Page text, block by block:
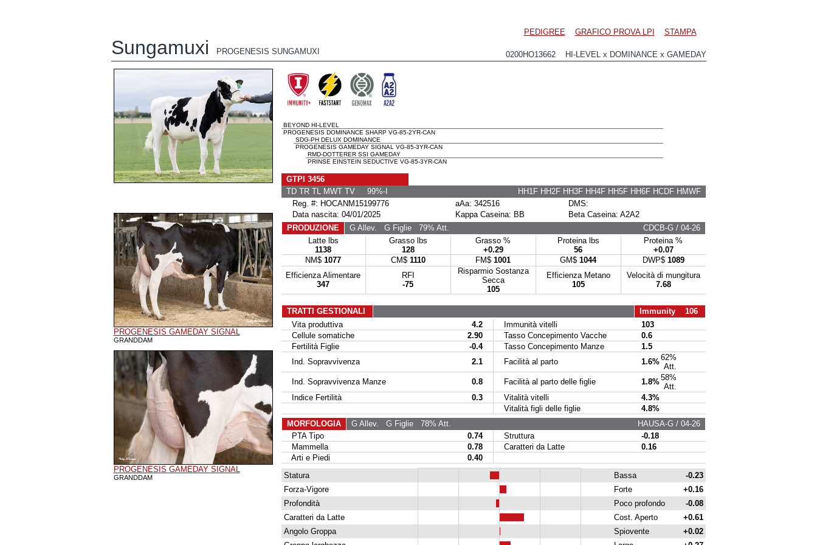
PEDIGREE GRAFICO PROVA LPI STAMPA
Sungamuxi PROGENESIS SUNGAMUXI 0200HO13662 HI-LEVEL x DOMINANCE x GAMEDAY
PROGENESIS GAMEDAY SIGNAL
GRANDDAM
PROGENESIS GAMEDAY SIGNAL
GRANDDAM
BEYOND HI-LEVEL
PROGENESIS DOMINANCE SHARP VG-85-2YR-CAN
SDG-PH DELUX DOMINANCE
PROGENESIS GAMEDAY SIGNAL VG-85-3YR-CAN
RMD-DOTTERER SSI GAMEDAY
PRINSE EINSTEIN SEDUCTIVE VG-85-3YR-CAN
GTPI 3456
TD TR TL MWT TV 99%-I
HH1F HH2F HH3F HH4F HH5F HH6F HCDF HMWF
Reg. #: HOCANM15199776
aAa: 342516
DMS:
Data nascita: 04/01/2025
Kappa Caseina: BB
Beta Caseina: A2A2
PRODUZIONE
G Allev. G Figlie79% Att.
CDCB-G / 04-26
Latte lbs
1138
Grasso lbs
128
Grasso %
+0.29
Proteina lbs
56
Proteina %
+0.07
NM$ 1077 CM$ 1110 FM$ 1001 GM$ 1044 DWP$ 1089
Efficienza Alimentare
347
RFI
-75
Risparmio Sostanza
Secca
105
Efficienza Metano
105
Velocità di mungitura
7.68
TRATTI GESTIONALI
Immunity 106
Vita produttiva
4.2 Immunità vitelli
103
Cellule somatiche
2.90 Tasso Concepimento Vacche
0.6
Fertilità Figlie
-0.4 Tasso Concepimento Manze
1.5
Ind. Sopravvivenza
2.1 Facilità al parto 1.6%62%
Att.
Ind. Sopravvivenza Manze
0.8 Facilità al parto delle figlie 1.8%58%
Att.
Indice Fertilità
0.3 Vitalità vitelli
4.3%
Vitalità figli delle figlie
4.8%
MORFOLOGIA
G Allev. G Figlie78% Att.
HAUSA-G / 04-26
PTA Tipo
0.74 Struttura
-0.18
Mammella
0.78 Caratteri da Latte
0.16
Arti e Piedi
0.40
Statura
Bassa
-0.23
Forza-Vigore
Forte
+0.16
Profondità
Poco profondo
-0.08
Caratteri da Latte
Cost. Aperto
+0.61
Angolo Groppa
Spiovente
+0.02